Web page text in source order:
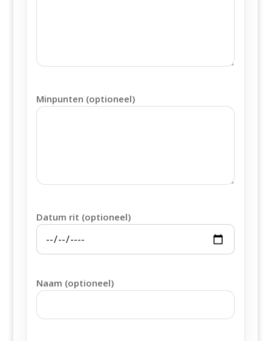
Minpunten (optioneel)
Datum rit (optioneel)
Naam (optioneel)